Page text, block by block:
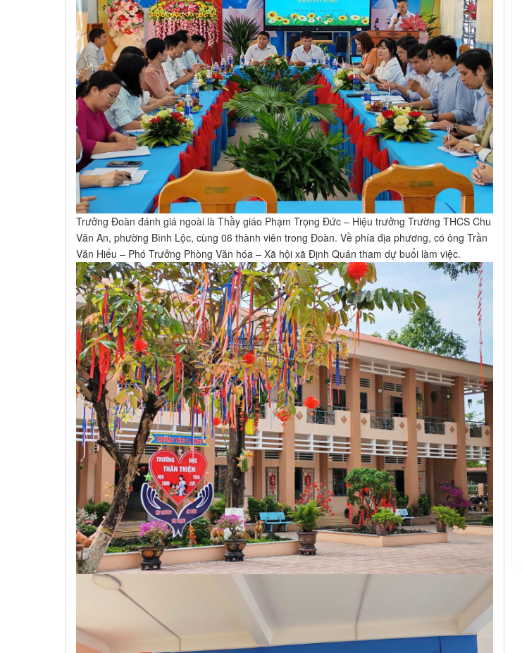
Trưởng Đoàn đánh giá ngoài là Thầy giáo Phạm Trọng Đức – Hiệu trưởng Trường THCS Chu
Văn An, phường Bình Lộc, cùng 06 thành viên trong Đoàn. Về phía địa phương, có ông Trần
Văn Hiếu – Phó Trưởng Phòng Văn hóa – Xã hội xã Định Quán tham dự buổi làm việc.